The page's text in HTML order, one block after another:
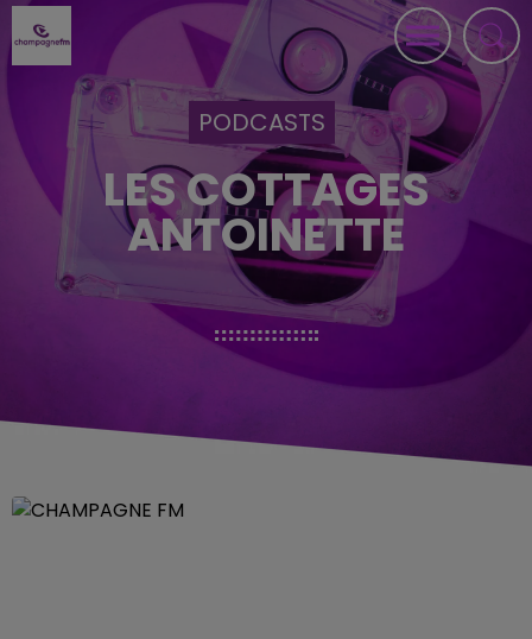
PODCASTS
LES COTTAGES
ANTOINETTE